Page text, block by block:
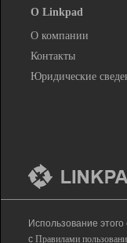
О Linkpad
О компании
Контакты
Юридические
Использование
с Правилами